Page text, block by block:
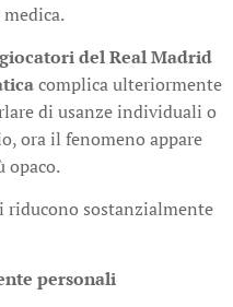
del Real Madrid
complica ulteriormente
di usanze individuali o
ora il fenomeno appare
opaco.
riducono sostanzialmente
personali